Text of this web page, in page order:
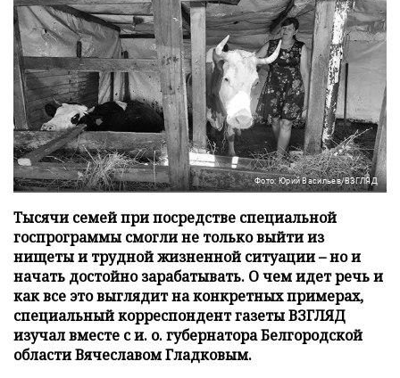
Фото: Юрий Васильев/ВЗГЛЯД
Тысячи семей при посредстве специальной
госпрограммы смогли не только выйти из
нищеты и трудной жизненной ситуации – но и
начать достойно зарабатывать. О чем идет речь и
как все это выглядит на конкретных примерах,
специальный корреспондент газеты ВЗГЛЯД
изучал вместе с и. о. губернатора Белгородской
области Вячеславом Гладковым.